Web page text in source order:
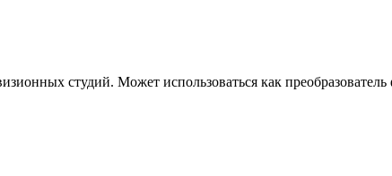
студий. Может использоваться как